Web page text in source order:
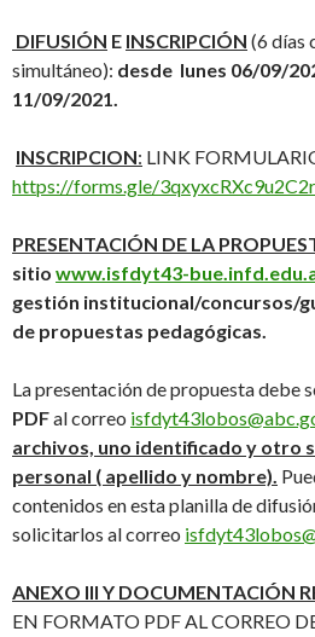
DIFUSIÓN E INSCRIPCIÓN (6 días
simultáneo): desde lunes 06/09/
11/09/2021.
INSCRIPCION: LINK
https://forms.gle/
PRESENTACIÓN DE LA
sitio www.isfdyt43-
gestión institucional/concursos/
de propuestas pedagógicas.
La presentación de propuesta debe
PDFal correo
archivos, uno identificado y otro
personal ( apellido y nombre).
contenidos en esta planilla de
solicitarlos al correo
ANEXO III Y DOCUMENTACIÓN
EN FORMATO PDF AL CORREO